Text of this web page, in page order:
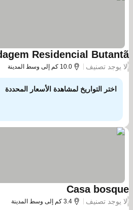
Residencial Butantã
/لا يوجد تصنيف 10.0 كم إلى وسط المدينة
اختر التواريخ لمشاهدة الأسعار المحددة
Casa bosque
/لا يوجد تصنيف 3.4 كم إلى وسط المدينة